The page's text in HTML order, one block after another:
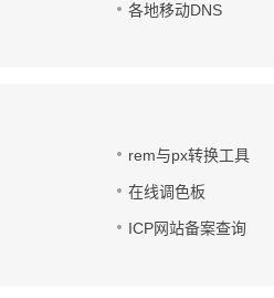
各地移动DNS
rem与px转换工具
在线调色板
ICP网站备案查询